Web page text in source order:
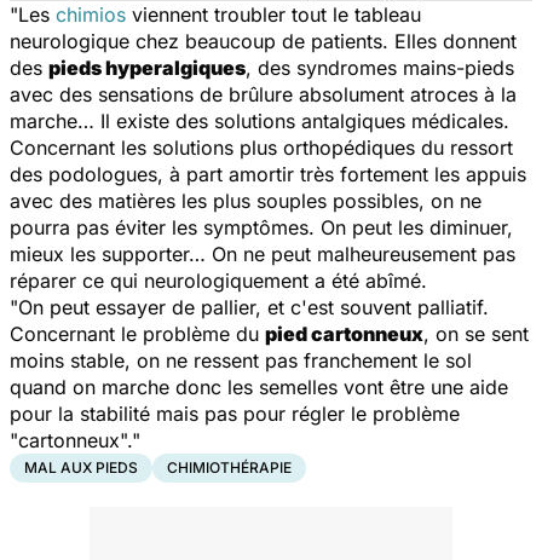
"Les chimios viennent troubler tout le tableau
neurologique chez beaucoup de patients. Elles donnent
des pieds hyperalgiques, des syndromes mains-pieds
avec des sensations de brûlure absolument atroces à la
marche… Il existe des solutions antalgiques médicales.
Concernant les solutions plus orthopédiques du ressort
des podologues, à part amortir très fortement les appuis
avec des matières les plus souples possibles, on ne
pourra pas éviter les symptômes. On peut les diminuer,
mieux les supporter… On ne peut malheureusement pas
réparer ce qui neurologiquement a été abîmé.
"On peut essayer de pallier, et c'est souvent palliatif.
Concernant le problème du pied cartonneux, on se sent
moins stable, on ne ressent pas franchement le sol
quand on marche donc les semelles vont être une aide
pour la stabilité mais pas pour régler le problème
"cartonneux"."
MAL AUX PIEDS CHIMIOTHÉRAPIE